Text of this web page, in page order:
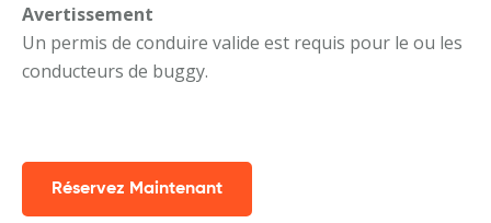
Avertissement
Un permis de conduire valide est requis pour le ou les
conducteurs de buggy.
Réservez Maintenant